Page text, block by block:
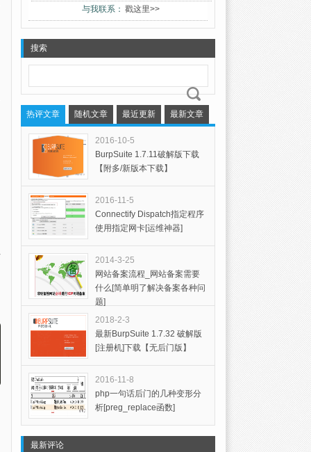
与我联系： 戳这里>>
搜索
热评文章 随机文章 最近更新 最新文章
2016-10-5
BurpSuite 1.7.11破解版下载
【附多/新版本下载】
2016-11-5
Connectify Dispatch指定程序
使用指定网卡[运维神器]
2014-3-25
网站备案流程_网站备案需要
什么[简单明了解决备案各种问
题]
2018-2-3
最新BurpSuite 1.7.32 破解版
[注册机]下载【无后门版】
2016-11-8
php一句话后门的几种变形分
析[preg_replace函数]
最新评论